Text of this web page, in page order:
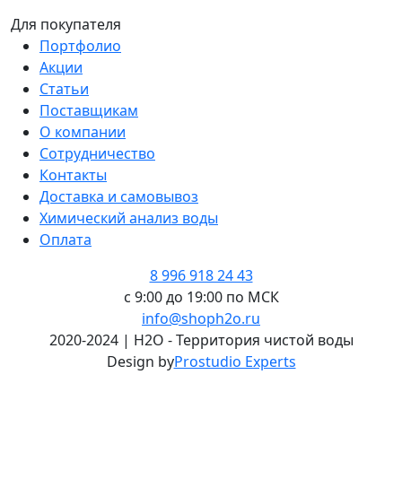
Для покупателя
Портфолио
Акции
Статьи
Поставщикам
О компании
Сотрудничество
Контакты
Доставка и самовывоз
Химический анализ воды
Оплата
8 996 918 24 43
с 9:00 до 19:00 по МСК
info@shoph2o.ru
2020-2024 | H2O - Территория чистой воды
Design byProstudio Experts